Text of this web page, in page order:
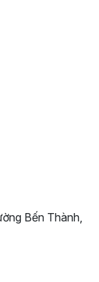
Bến Thành,